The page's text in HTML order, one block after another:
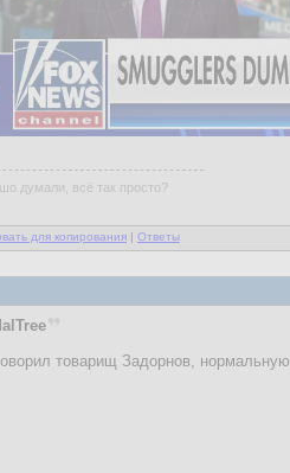
думали, всё так просто?
для копирования | Ответы
товарищ Задорнов,